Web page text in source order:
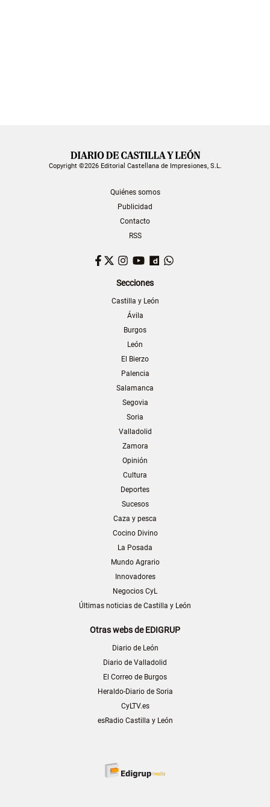
Copyright ©2026 Editorial Castellana de Impresiones, S.L.
Quiénes somos
Publicidad
Contacto
RSS
Facebook
TwitterInstagram
YouTubeDailymotion
Secciones
Castilla y León
Ávila
Burgos
León
El Bierzo
Palencia
Salamanca
Segovia
Soria
Valladolid
Zamora
Opinión
Cultura
Deportes
Sucesos
Caza y pesca
Cocino Divino
La Posada
Mundo Agrario
Innovadores
Negocios CyL
Últimas noticias de Castilla y León
Otras webs de EDIGRUP
Diario de León
Diario de Valladolid
El Correo de Burgos
Heraldo-Diario de Soria
CyLTV.es
esRadio Castilla y León